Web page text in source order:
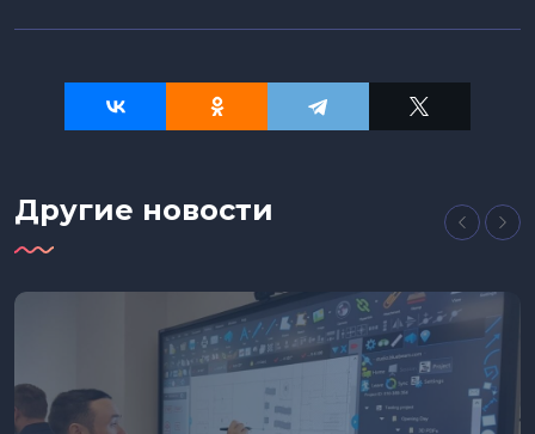
Другие новости